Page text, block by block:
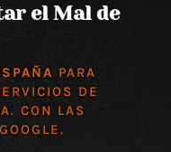
el Mal de
PARA
DE
CON LAS
.